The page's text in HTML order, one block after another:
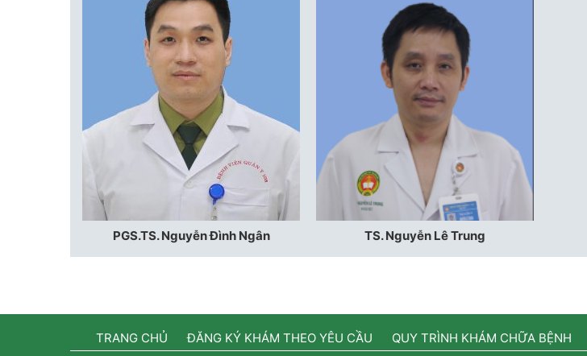
PGS.TS. Nguyễn Đình Ngân TS. Nguyễn Lê Trung
TRANG CHỦ ĐĂNG KÝ KHÁM THEO YÊU CẦU QUY TRÌNH KHÁM CHỮA BỆNH